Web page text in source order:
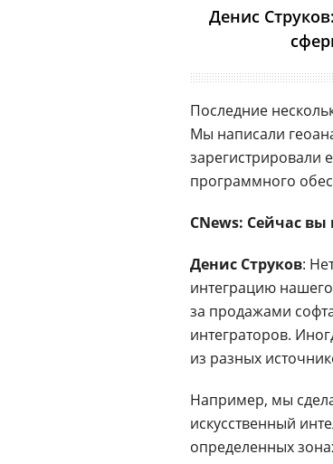
Денис
Последние
Мы написали
зарегистрировали
программного
CNews: Сейчас
Денис Струков:
интеграцию
за продажами
интеграторов.
из разных
Например, мы
искусственный
определенных